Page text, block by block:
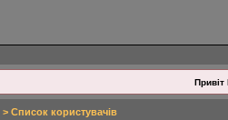
Привіт
> Список користувачів